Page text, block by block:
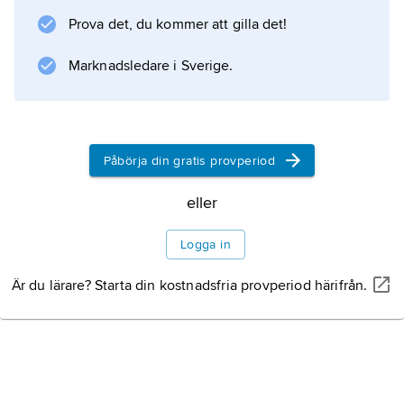
Prova det, du kommer att gilla det!
Marknadsledare i Sverige.
Påbörja din gratis provperiod
eller
Logga in
Är du lärare? Starta din kostnadsfria provperiod härifrån.